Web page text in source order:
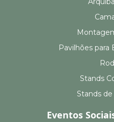
Pavilhões para
Stands
Stands
Eventos